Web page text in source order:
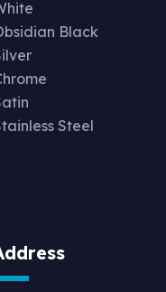
Black
Steel